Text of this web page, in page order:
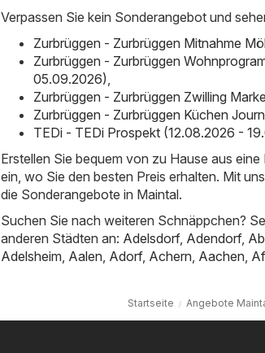
Verpassen Sie kein Sonderangebot und
Zurbrüggen - Zurbrüggen Mitnahme
Zurbrüggen - Zurbrüggen
05.09.2026)
Zurbrüggen - Zurbrüggen Zwilling
Zurbrüggen - Zurbrüggen Küchen
TEDi - TEDi Prospekt (12.08.2026 -
Erstellen Sie bequem von zu Hause aus
ein, wo Sie den besten Preis erhalten. Mit
die Sonderangebote in Maintal.
Suchen Sie nach weiteren Schnäppchen?
anderen Städten an: Adelsdorf, Adendorf,
Adelsheim Aalen Adorf, Achern Aachen
Startseite Angebote